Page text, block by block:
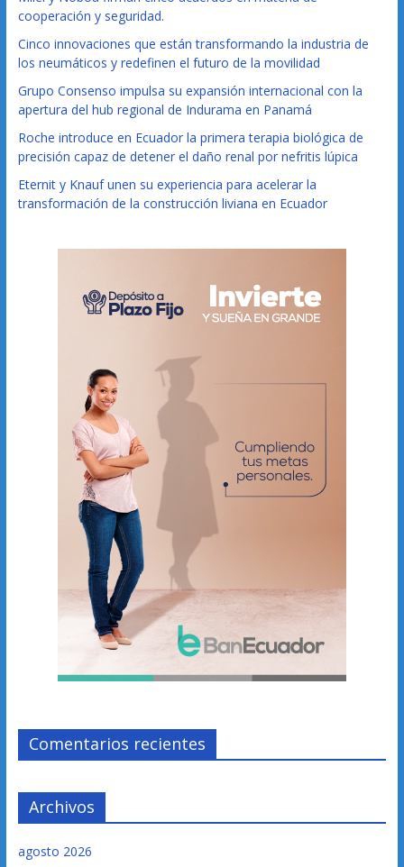
cooperación y seguridad.
Cinco innovaciones que están transformando la industria de
los neumáticos y redefinen el futuro de la movilidad
Grupo Consenso impulsa su expansión internacional con la
apertura del hub regional de Indurama en Panamá
Roche introduce en Ecuador la primera terapia biológica de
precisión capaz de detener el daño renal por nefritis lúpica
Eternit y Knauf unen su experiencia para acelerar la
transformación de la construcción liviana en Ecuador
Comentarios recientes
Archivos
agosto 2026